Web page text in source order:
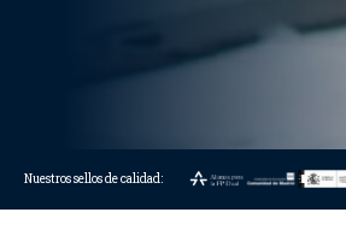
Nuestros sellos de calidad: